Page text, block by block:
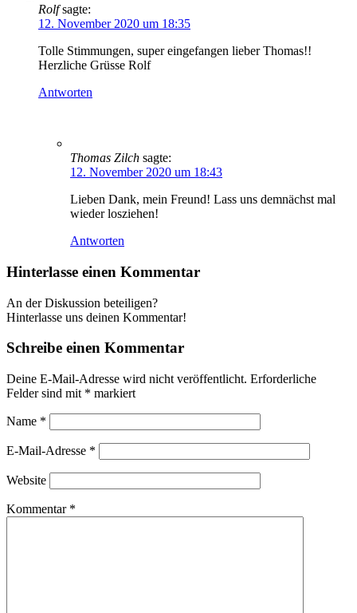
Rolf sagte:
12. November 2020 um 18:35
Tolle Stimmungen, super eingefangen lieber Thomas!!
Herzliche Grüsse Rolf
Antworten
Thomas Zilch sagte:
12. November 2020 um 18:43
Lieben Dank, mein Freund! Lass uns demnächst mal
wieder losziehen!
Antworten
Hinterlasse einen Kommentar
An der Diskussion beteiligen?
Hinterlasse uns deinen Kommentar!
Schreibe einen Kommentar
Deine E-Mail-Adresse wird nicht veröffentlicht. Erforderliche
Felder sind mit * markiert
Name *
E-Mail-Adresse *
Website
Kommentar *